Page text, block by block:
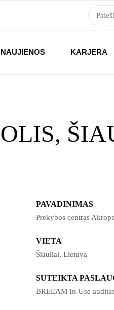
NAUJIENOS KARJERA
PAVADINIMAS
Prekybos centras
VIETA
Šiauliai, Lietuva
SUTEIKTA
BREEAM In-Use